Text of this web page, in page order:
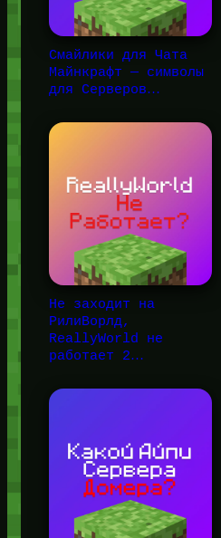
Смайлики для Чата
Майнкрафт — символы
для Серверов…
Не заходит на
РилиВорлд,
ReallyWorld не
работает 2…